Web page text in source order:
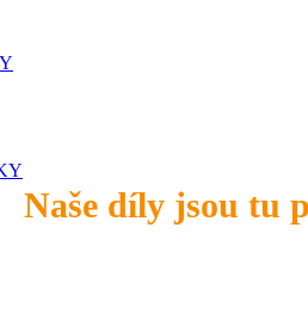
Naše díly jsou tu